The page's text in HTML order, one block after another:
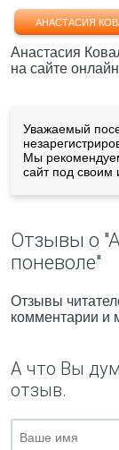
АНАСТАСИЯ
Анастасия
на сайте
Уважаемый
Мы
сайт под своим
Отзывы о
поневоле"
Отзывы
комментарии и
А что Вы
отзыв.